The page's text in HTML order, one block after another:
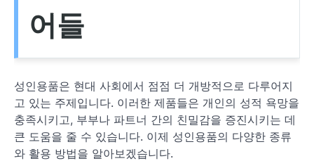
어들
성인용품은 현대 사회에서 점점 더 개방적으로 다루어지
고 있는 주제입니다. 이러한 제품들은 개인의 성적 욕망을
충족시키고, 부부나 파트너 간의 친밀감을 증진시키는 데
큰 도움을 줄 수 있습니다. 이제 성인용품의 다양한 종류
와 활용 방법을 알아보겠습니다.